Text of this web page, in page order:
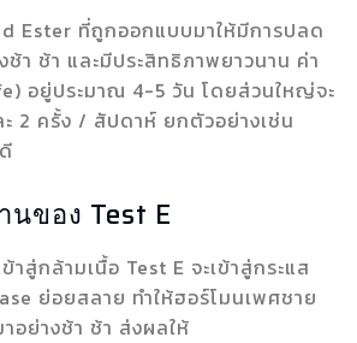
Ester ที่ถูกออกแบบมาให้มีการปลด
า ช้า และมีประสิทธิภาพยาวนาน ค่า
อยู่ประมาณ 4-5 วัน โดยส่วนใหญ่จะ
2 ครั้ง / สัปดาห์ ยกตัวอย่างเช่น
นของ Test E
าสู่กล้ามเนื้อ Test E จะเข้าสู่กระแส
ย่อยสลาย ทำให้ฮอร์โมนเพศชาย
ย่างช้า ช้า ส่งผลให้